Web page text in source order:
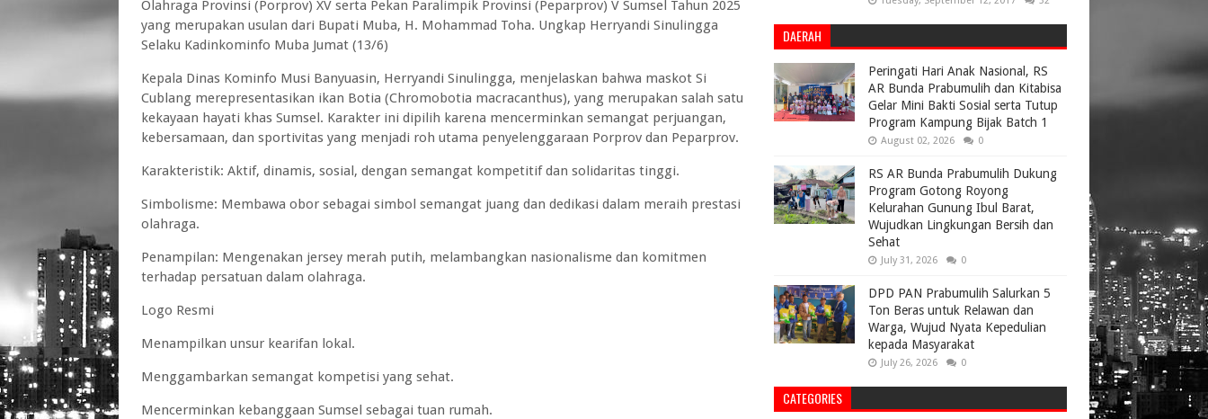
Olahraga Provinsi (Porprov) XV serta Pekan Paralimpik Provinsi (Peparprov) V Sumsel Tahun 2025
yang merupakan usulan dari Bupati Muba, H. Mohammad Toha. Ungkap Herryandi Sinulingga
Selaku Kadinkominfo Muba Jumat (13/6)
Kepala Dinas Kominfo Musi Banyuasin, Herryandi Sinulingga, menjelaskan bahwa maskot Si
Cublang merepresentasikan ikan Botia (Chromobotia macracanthus), yang merupakan salah satu
kekayaan hayati khas Sumsel. Karakter ini dipilih karena mencerminkan semangat perjuangan,
kebersamaan, dan sportivitas yang menjadi roh utama penyelenggaraan Porprov dan Peparprov.
Karakteristik: Aktif, dinamis, sosial, dengan semangat kompetitif dan solidaritas tinggi.
Simbolisme: Membawa obor sebagai simbol semangat juang dan dedikasi dalam meraih prestasi
olahraga.
Penampilan: Mengenakan jersey merah putih, melambangkan nasionalisme dan komitmen
terhadap persatuan dalam olahraga.
Logo Resmi
Menampilkan unsur kearifan lokal.
Menggambarkan semangat kompetisi yang sehat.
Mencerminkan kebanggaan Sumsel sebagai tuan rumah.
DAERAH
Peringati Hari Anak Nasional, RS
AR Bunda Prabumulih dan Kitabisa
Gelar Mini Bakti Sosial serta Tutup
Program Kampung Bijak Batch 1
August 02, 2026 0
RS AR Bunda Prabumulih Dukung
Program Gotong Royong
Kelurahan Gunung Ibul Barat,
Wujudkan Lingkungan Bersih dan
Sehat
July 31, 2026 0
DPD PAN Prabumulih Salurkan 5
Ton Beras untuk Relawan dan
Warga, Wujud Nyata Kepedulian
kepada Masyarakat
July 26, 2026 0
CATEGORIES